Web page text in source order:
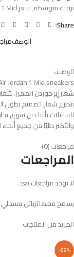
برقبة متوسطة,سعر Air Jordan 1 Mid
Share:
الوصف
الوصف
Jordan 1 Mid sneakers
شعار إير جوردن المميز،
بتطريز شعار، تصميم بطول
الستايلات تأتينا من سوق
والأكثر طلبًا من جميع
مراجعات (0)
المراجعات
لا توجد مراجعات بعد.
يسمح فقط للزبائن مسجلي
المزيد من المنتجات
-89%